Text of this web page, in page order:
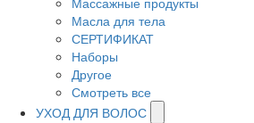
Масла для тела
СЕРТИФИКАТ
Наборы
Другое
Смотреть все
УХОД ДЛЯ ВОЛОС